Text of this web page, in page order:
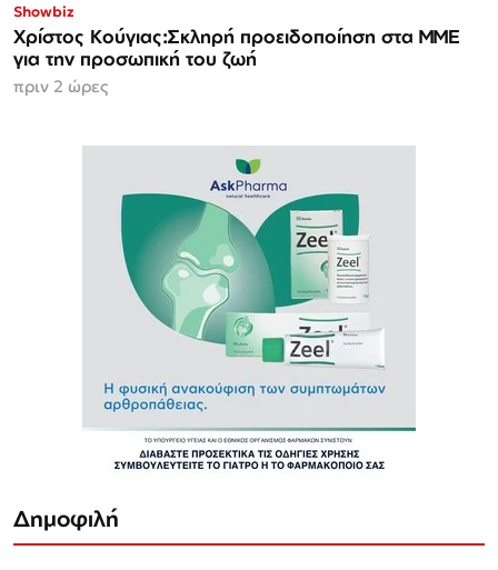
Showbiz
Χρίστος Κούγιας:Σκληρή προειδοποίηση στα ΜΜΕ
για την προσωπική του ζωή
πριν 2 ώρες
Δημοφιλή